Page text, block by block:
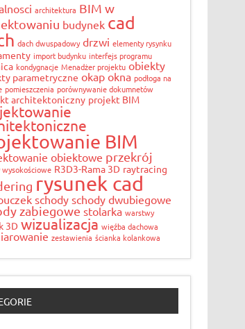
architektura BIM w
budynek cad
dach dwuspadowy drzwi elementy rysynku
import budynku interfejs programu
kondygnacje Menadżer projektu obiekty
parametryczne okap okna podłoga na
pomieszczenia porównywanie dokumnetów
architektoniczny projekt BIM
BIM
obiektowe przekrój
wysokościowe R3D3-Rama 3D raytracing
rysunek cad
schody schody dwubiegowe
zabiegowe stolarka warstwy
3D wizualizacja więźba dachowa
zestawienia ścianka kolankowa